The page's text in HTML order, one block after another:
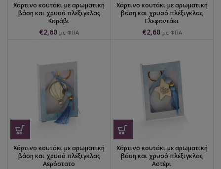
Χάρτινο κουτάκι με αρωματική
βάση και χρυσό πλέξιγκλας
Καράβι
€2,60 με ΦΠΑ
Χάρτινο κουτάκι με αρωματική
βάση και χρυσό πλέξιγκλας
Ελεφαντάκι
€2,60 με ΦΠΑ
Χάρτινο κουτάκι με αρωματική
βάση και χρυσό πλέξιγκλας
Αερόστατο
Χάρτινο κουτάκι με αρωματική
βάση και χρυσό πλέξιγκλας
Αστέρι